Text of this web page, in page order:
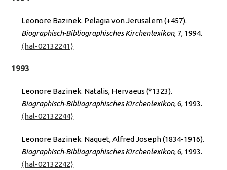
Leonore Bazinek. Pelagia von Jerusalem (+457).
Biographisch-Bibliographisches Kirchenlexikon, 7, 1994.
⟨hal-02132241⟩
1993
Leonore Bazinek. Natalis, Hervaeus (*1323).
Biographisch-Bibliographisches Kirchenlexikon, 6, 1993.
⟨hal-02132244⟩
Leonore Bazinek. Naquet, Alfred Joseph (1834-1916).
Biographisch-Bibliographisches Kirchenlexikon, 6, 1993.
⟨hal-02132242⟩